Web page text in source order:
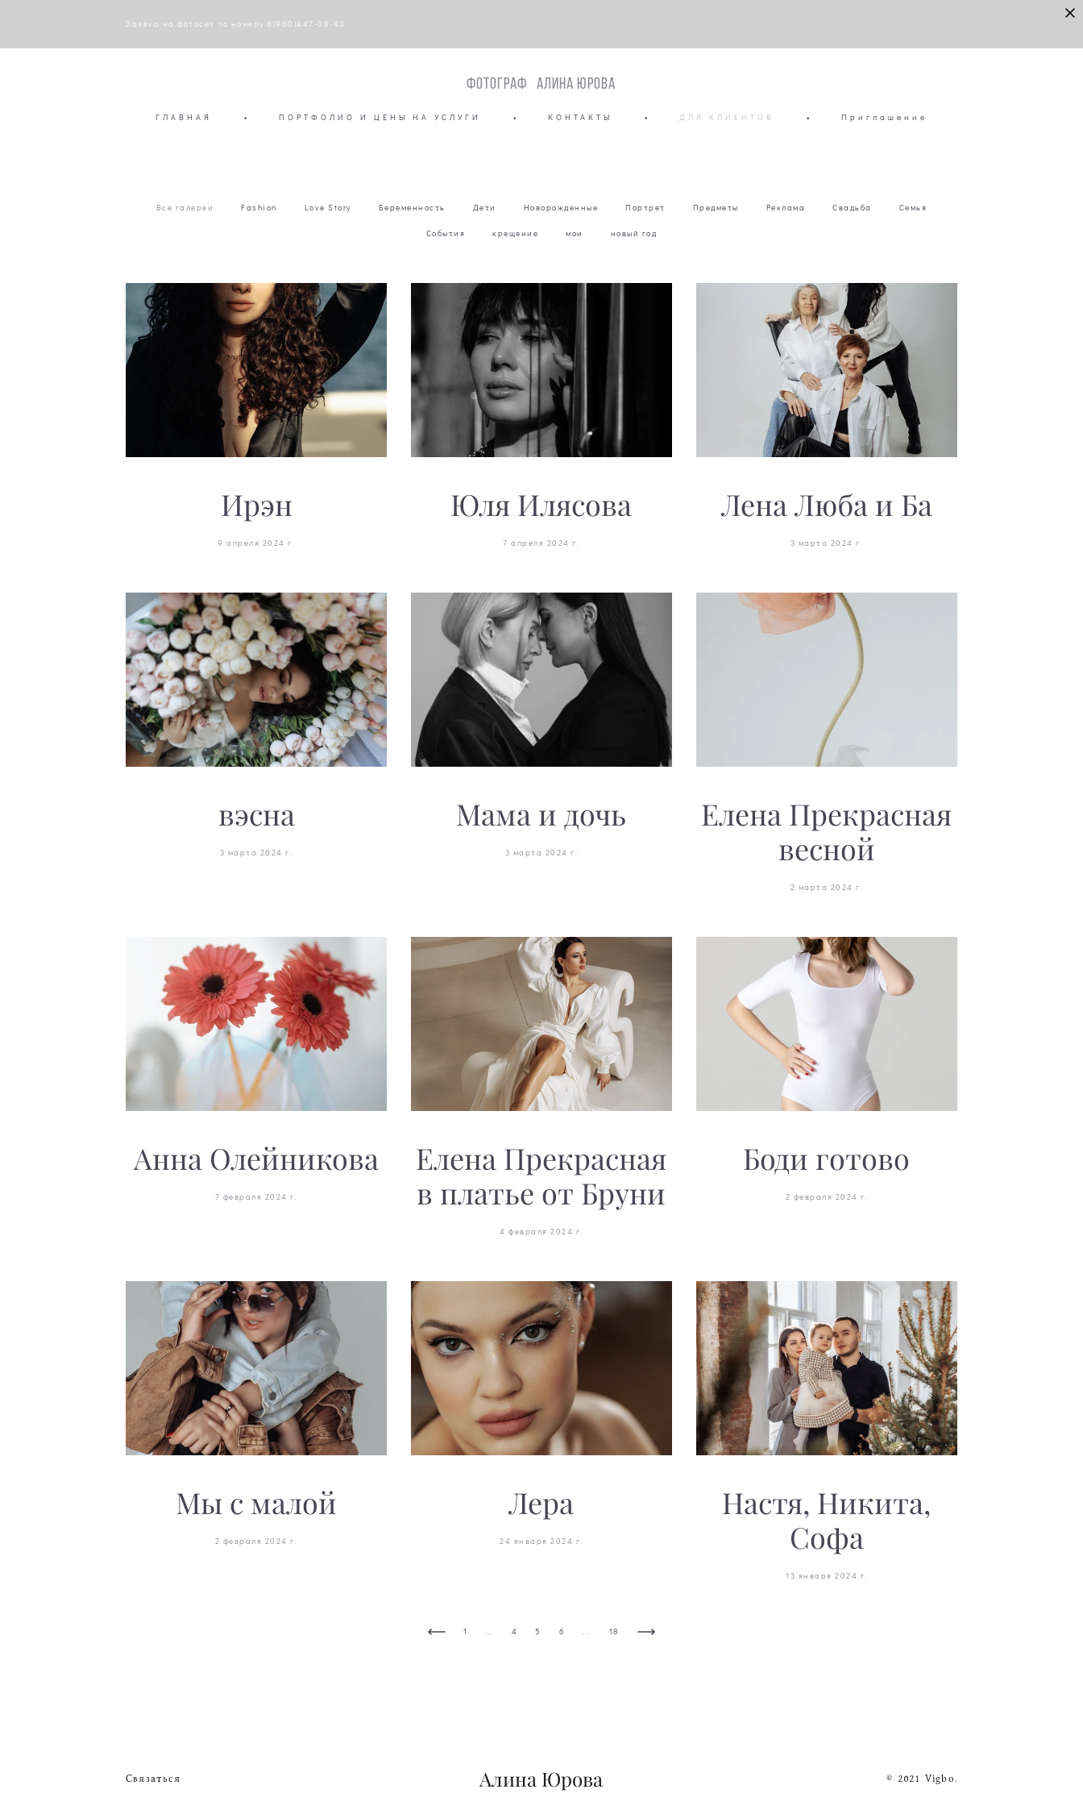
Заявка на фотосет по номеру 8(960)447-08-43
Фотограф Алина Юрова
ГЛАВНАЯ • ПОРТФОЛИО И ЦЕНЫ НА УСЛУГИ • КОНТАКТЫ • ДЛЯ КЛИЕНТОВ • Приглашение
Все галереи Fashion Love Story Беременность Дети Новорожденные Портрет Предметы Реклама Свадьба Семья
События крещение мои новый год
Ирэн
9 апреля 2024 г.
Юля Илясова
7 апреля 2024 г.
Лена Люба и Ба
3 марта 2024 г.
вэсна
3 марта 2024 г.
Мама и дочь
3 марта 2024 г.
Елена Прекрасная
весной
2 марта 2024 г.
Анна Олейникова
7 февраля 2024 г.
Елена Прекрасная
в платье от Бруни
4 февраля 2024 г.
Боди готово
2 февраля 2024 г.
Мы с малой
2 февраля 2024 г.
Лера
24 января 2024 г.
Настя, Никита,
Софа
13 января 2024 г.
1 ... 4 5 6 ... 18
Связаться Алина Юрова © 2021 Vigbo.